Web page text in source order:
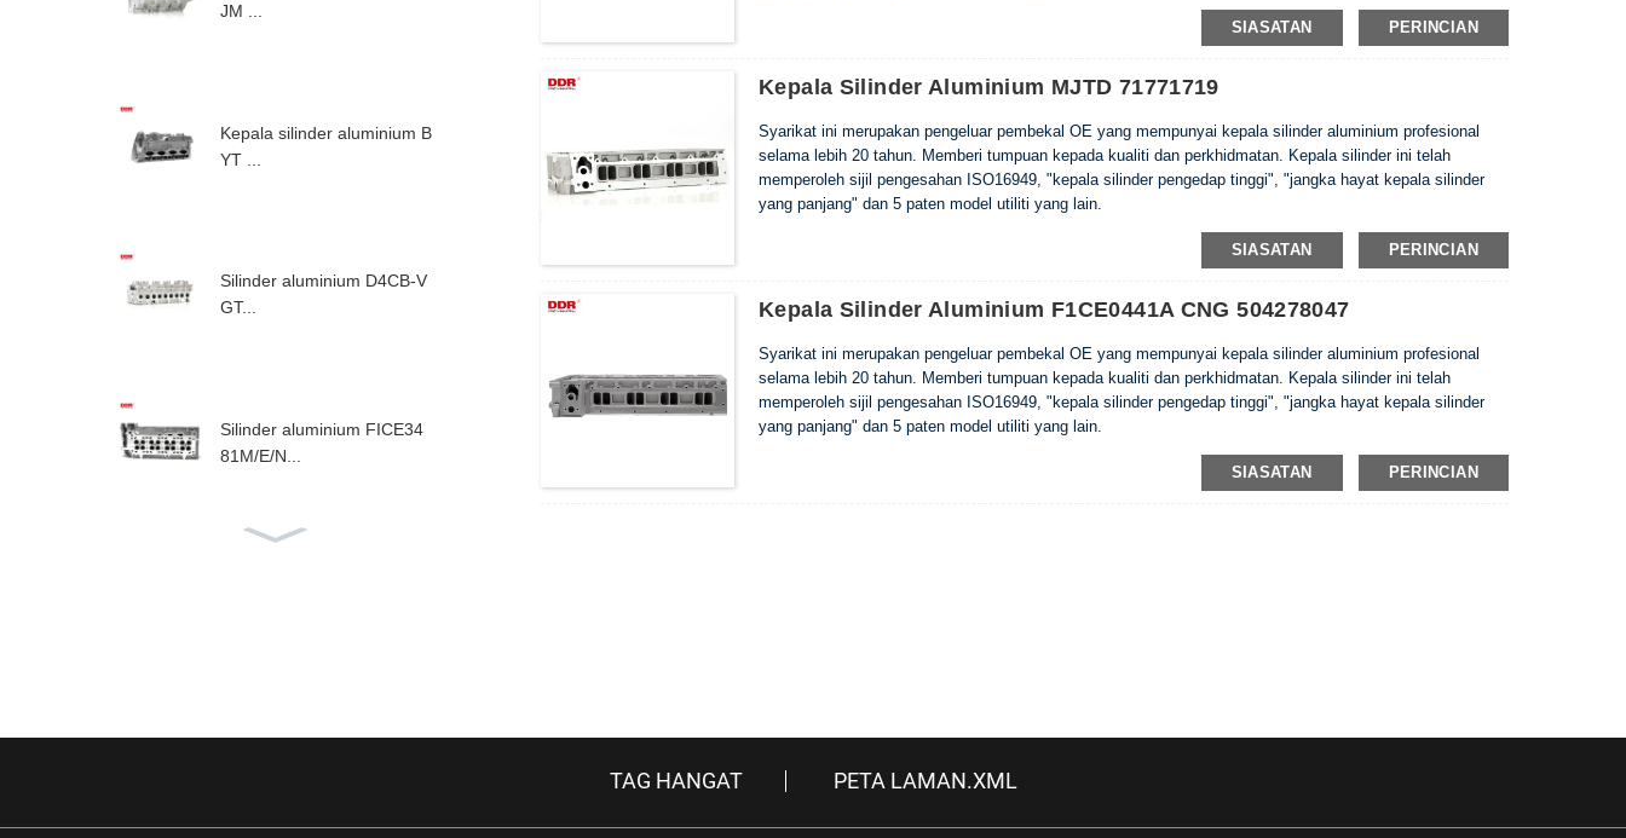
JM ...
Kepala silinder aluminium B
YT ...
Silinder aluminium D4CB-V
GT...
Silinder aluminium FICE34
81M/E/N...
SIASATAN PERINCIAN
Kepala Silinder Aluminium MJTD 71771719
Syarikat ini merupakan pengeluar pembekal OE yang mempunyai kepala silinder aluminium profesional
selama lebih 20 tahun. Memberi tumpuan kepada kualiti dan perkhidmatan. Kepala silinder ini telah
memperoleh sijil pengesahan ISO16949, "kepala silinder pengedap tinggi", "jangka hayat kepala silinder
yang panjang" dan 5 paten model utiliti yang lain.
SIASATAN PERINCIAN
Kepala Silinder Aluminium F1CE0441A CNG 504278047
Syarikat ini merupakan pengeluar pembekal OE yang mempunyai kepala silinder aluminium profesional
selama lebih 20 tahun. Memberi tumpuan kepada kualiti dan perkhidmatan. Kepala silinder ini telah
memperoleh sijil pengesahan ISO16949, "kepala silinder pengedap tinggi", "jangka hayat kepala silinder
yang panjang" dan 5 paten model utiliti yang lain.
SIASATAN PERINCIAN
TAG HANGAT PETA LAMAN.XML